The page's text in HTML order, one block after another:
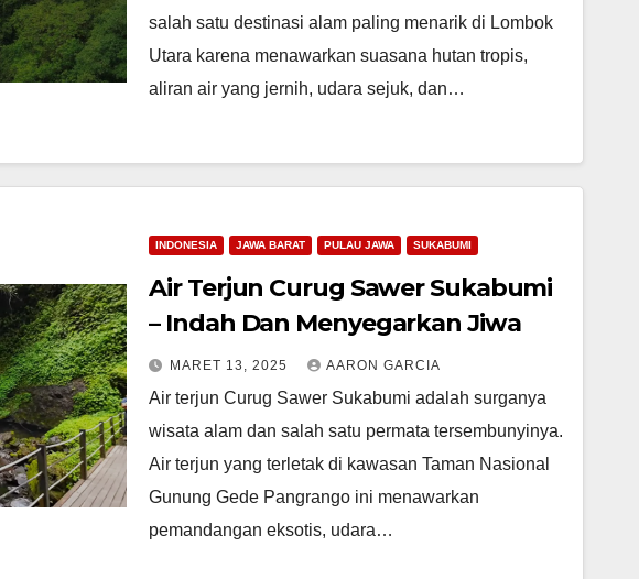
salah satu destinasi alam paling menarik di Lombok
Utara karena menawarkan suasana hutan tropis,
aliran air yang jernih, udara sejuk, dan…
INDONESIA JAWA BARAT PULAU JAWA SUKABUMI
Air Terjun Curug Sawer Sukabumi
– Indah Dan Menyegarkan Jiwa
MARET 13, 2025 AARON GARCIA
Air terjun Curug Sawer Sukabumi adalah surganya
wisata alam dan salah satu permata tersembunyinya.
Air terjun yang terletak di kawasan Taman Nasional
Gunung Gede Pangrango ini menawarkan
pemandangan eksotis, udara…